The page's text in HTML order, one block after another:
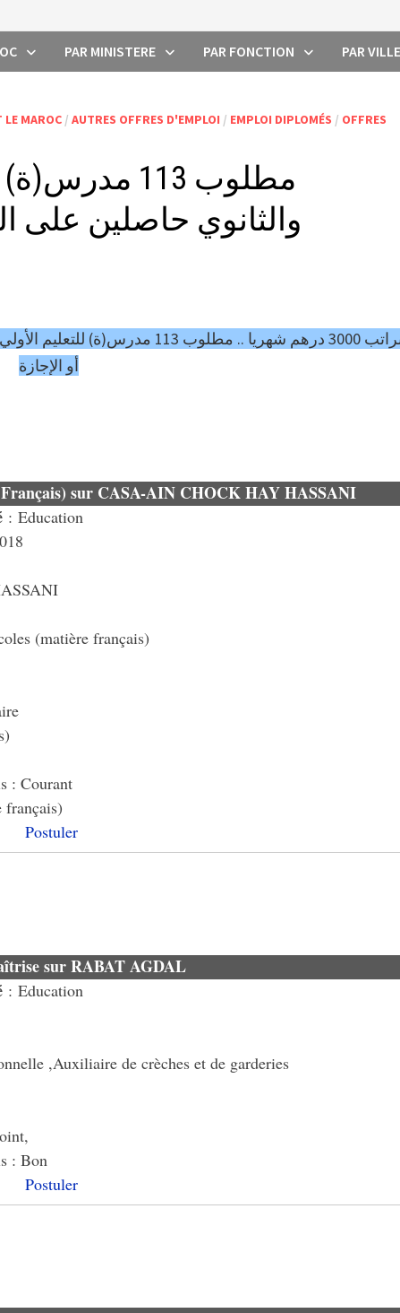
PAR MINISTERE PAR FONCTION PAR
LE MAROC /AUTRES OFFRES D'EMPLOI / EMPLOI DIPLOMÉS / OFFRES
مطلوب 113
والثانوي حاصلين على
براتب 3000 درهم شهريا .. مطلوب 113
أو الإجازة
sur CASA-AIN CHOCK HAY HASSANI
: Education
(matière français)
: Courant
français)
Postuler
sur RABAT AGDAL
: Education
,Auxiliaire de crèches et de garderies
: Bon
Postuler